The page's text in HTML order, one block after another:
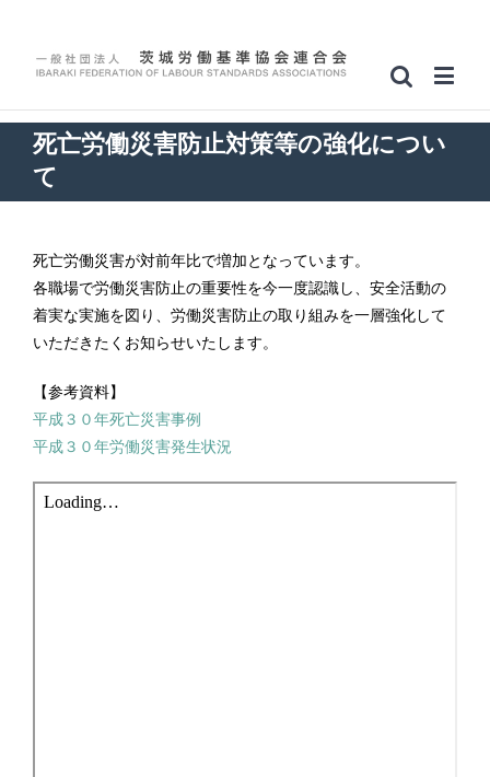
死亡労働災害防止対策等の強化につい
て
死亡労働災害が対前年比で増加となっています。
各職場で労働災害防止の重要性を今一度認識し、安全活動の
着実な実施を図り、労働災害防止の取り組みを一層強化して
いただきたくお知らせいたします。
【参考資料】
平成３０年死亡災害事例
平成３０年労働災害発生状況